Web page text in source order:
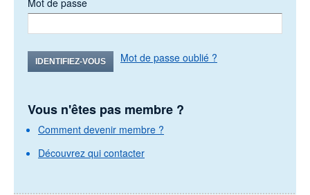
Mot de passe
IDENTIFIEZ-VOUS Mot de passe oublié ?
Vous n'êtes pas membre ?
Comment devenir membre ?
Découvrez qui contacter